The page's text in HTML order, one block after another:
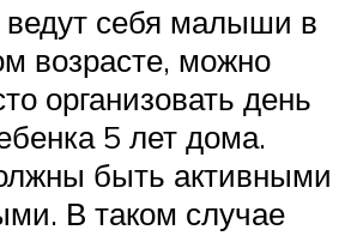
ведут себя малыши в
возрасте, можно
организовать день
5 лет дома.
быть активными
В таком случае